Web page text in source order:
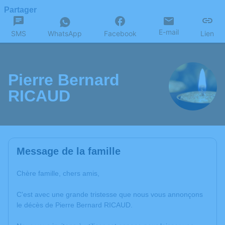
Partager
SMS WhatsApp Facebook E-mail Lien
Pierre Bernard
RICAUD
Message de la famille
Chère famille, chers amis,
C'est avec une grande tristesse que nous vous annonçons
le décès de Pierre Bernard RICAUD.